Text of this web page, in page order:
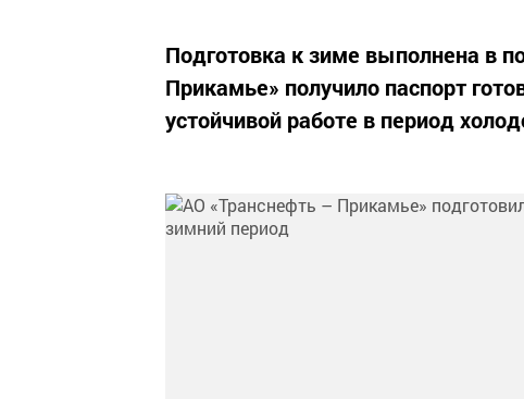
Подготовка к зиме выполнена в
Прикамье» получило паспорт
устойчивой работе в период